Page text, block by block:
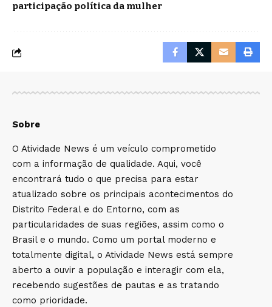
participação política da mulher
Sobre
O Atividade News é um veículo comprometido
com a informação de qualidade. Aqui, você
encontrará tudo o que precisa para estar
atualizado sobre os principais acontecimentos do
Distrito Federal e do Entorno, com as
particularidades de suas regiões, assim como o
Brasil e o mundo. Como um portal moderno e
totalmente digital, o Atividade News está sempre
aberto a ouvir a população e interagir com ela,
recebendo sugestões de pautas e as tratando
como prioridade.